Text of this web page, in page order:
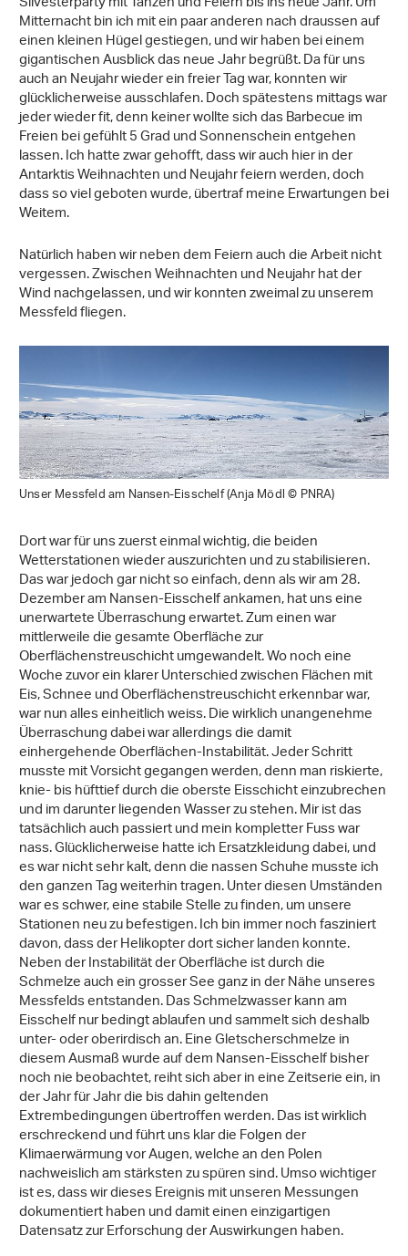
Mitternacht bin ich mit ein paar anderen nach draussen auf
einen kleinen Hügel gestiegen, und wir haben bei einem
gigantischen Ausblick das neue Jahr begrüßt. Da für uns
auch an Neujahr wieder ein freier Tag war, konnten wir
glücklicherweise ausschlafen. Doch spätestens mittags war
jeder wieder fit, denn keiner wollte sich das Barbecue im
Freien bei gefühlt 5 Grad und Sonnenschein entgehen
lassen. Ich hatte zwar gehofft, dass wir auch hier in der
Antarktis Weihnachten und Neujahr feiern werden, doch
dass so viel geboten wurde, übertraf meine Erwartungen bei
Weitem.
Natürlich haben wir neben dem Feiern auch die Arbeit nicht
vergessen. Zwischen Weihnachten und Neujahr hat der
Wind nachgelassen, und wir konnten zweimal zu unserem
Messfeld fliegen.
Unser Messfeld am Nansen-Eisschelf (Anja Mödl © PNRA)
Dort war für uns zuerst einmal wichtig, die beiden
Wetterstationen wieder auszurichten und zu stabilisieren.
Das war jedoch gar nicht so einfach, denn als wir am 28.
Dezember am Nansen-Eisschelf ankamen, hat uns eine
unerwartete Überraschung erwartet. Zum einen war
mittlerweile die gesamte Oberfläche zur
Oberflächenstreuschicht umgewandelt. Wo noch eine
Woche zuvor ein klarer Unterschied zwischen Flächen mit
Eis, Schnee und Oberflächenstreuschicht erkennbar war,
war nun alles einheitlich weiss. Die wirklich unangenehme
Überraschung dabei war allerdings die damit
einhergehende Oberflächen-Instabilität. Jeder Schritt
musste mit Vorsicht gegangen werden, denn man riskierte,
knie- bis hüfttief durch die oberste Eisschicht einzubrechen
und im darunter liegenden Wasser zu stehen. Mir ist das
tatsächlich auch passiert und mein kompletter Fuss war
nass. Glücklicherweise hatte ich Ersatzkleidung dabei, und
es war nicht sehr kalt, denn die nassen Schuhe musste ich
den ganzen Tag weiterhin tragen. Unter diesen Umständen
war es schwer, eine stabile Stelle zu finden, um unsere
Stationen neu zu befestigen. Ich bin immer noch fasziniert
davon, dass der Helikopter dort sicher landen konnte.
Neben der Instabilität der Oberfläche ist durch die
Schmelze auch ein grosser See ganz in der Nähe unseres
Messfelds entstanden. Das Schmelzwasser kann am
Eisschelf nur bedingt ablaufen und sammelt sich deshalb
unter- oder oberirdisch an. Eine Gletscherschmelze in
diesem Ausmaß wurde auf dem Nansen-Eisschelf bisher
noch nie beobachtet, reiht sich aber in eine Zeitserie ein, in
der Jahr für Jahr die bis dahin geltenden
Extrembedingungen übertroffen werden. Das ist wirklich
erschreckend und führt uns klar die Folgen der
Klimaerwärmung vor Augen, welche an den Polen
nachweislich am stärksten zu spüren sind. Umso wichtiger
ist es, dass wir dieses Ereignis mit unseren Messungen
dokumentiert haben und damit einen einzigartigen
Datensatz zur Erforschung der Auswirkungen haben.